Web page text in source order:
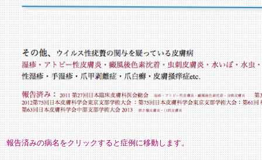
報告済みの病名をクリックすると症例に移動します。